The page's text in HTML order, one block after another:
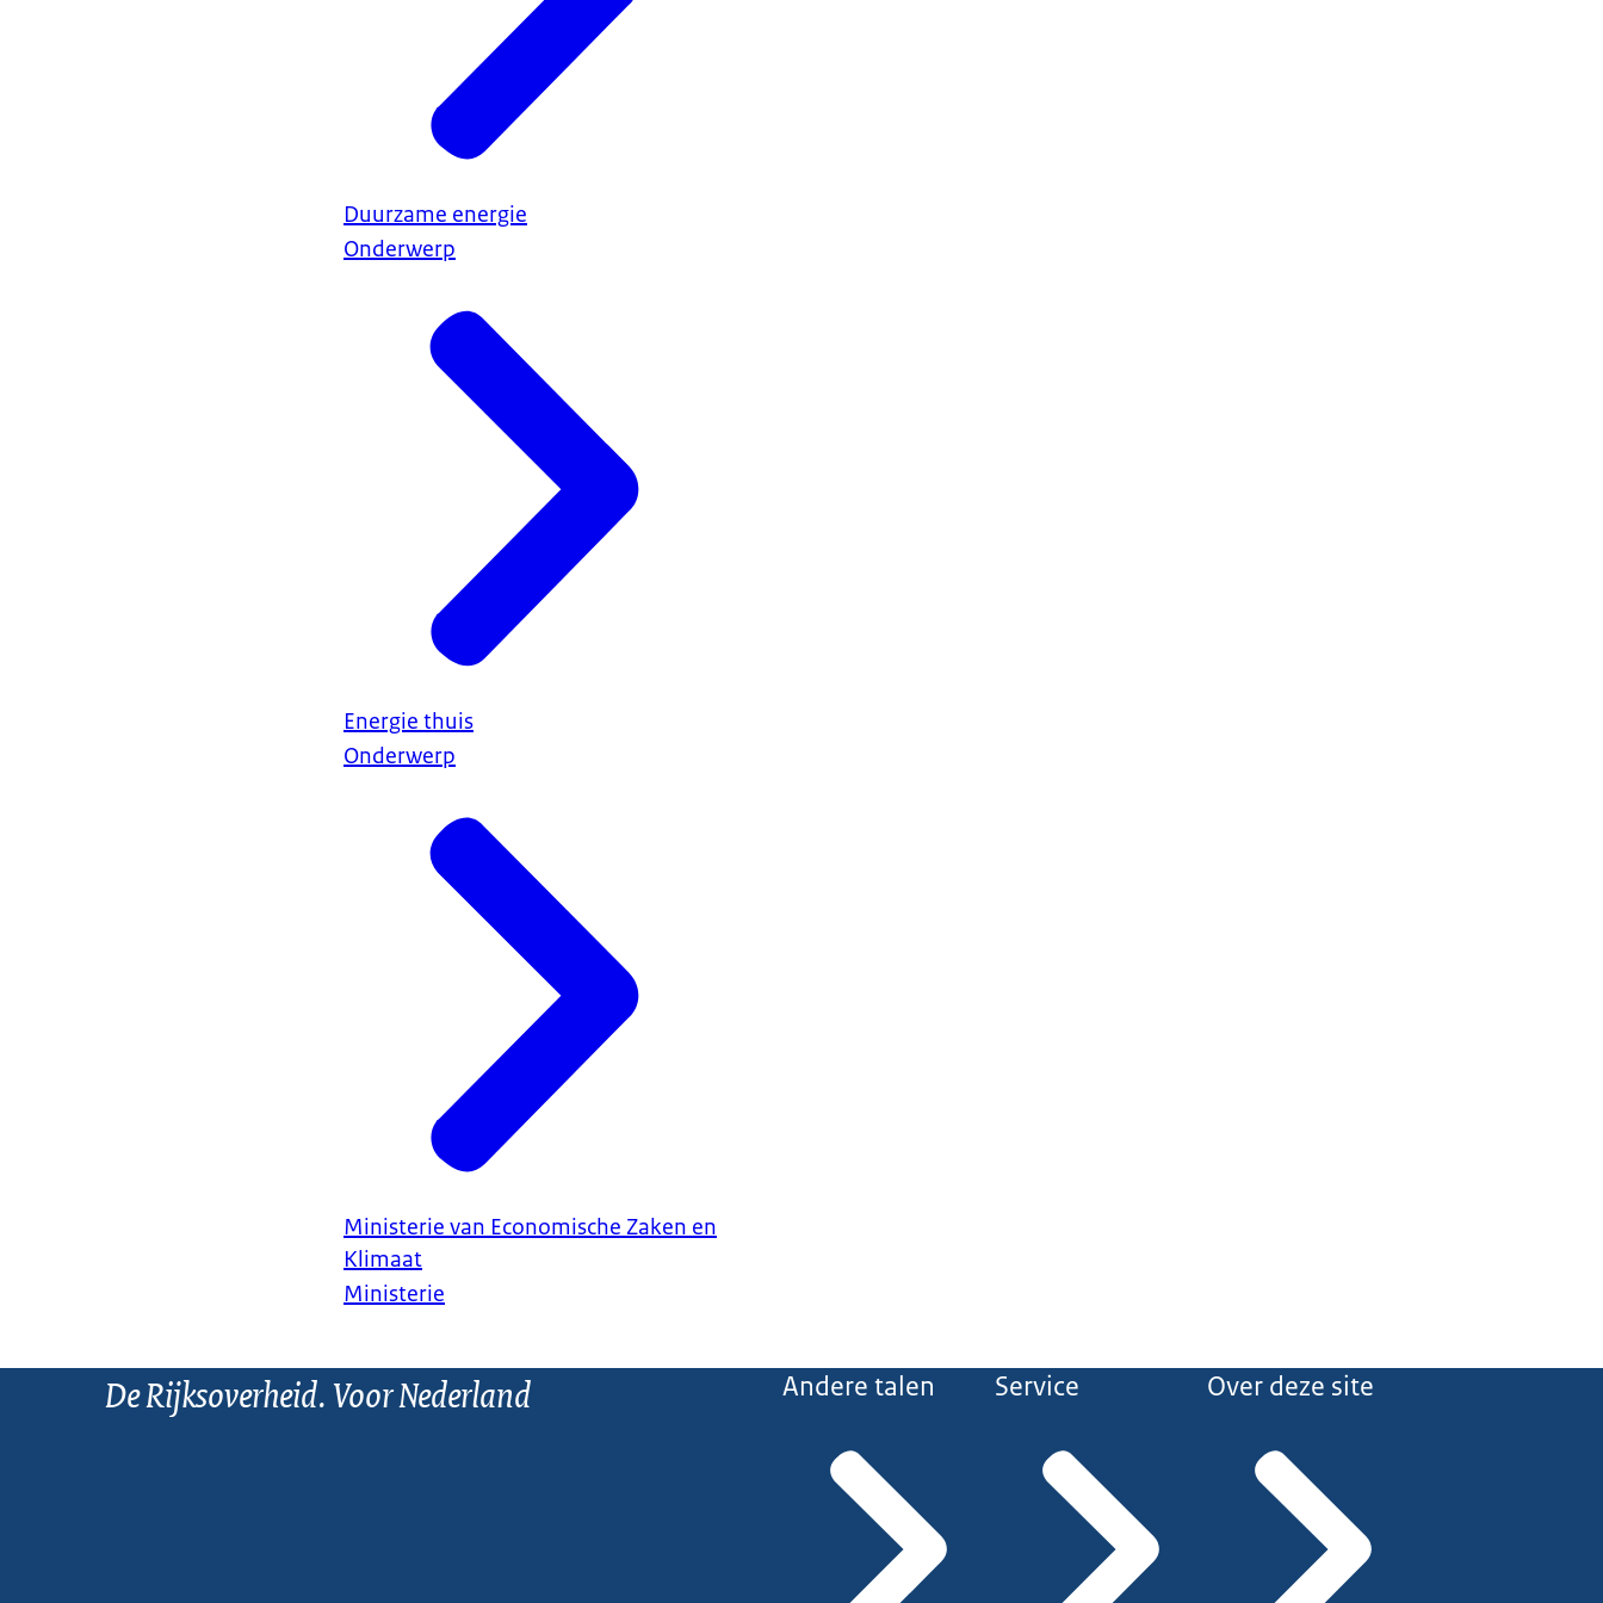
Duurzame energie
Onderwerp
Energie thuis
Onderwerp
Ministerie van Economische Zaken en
Klimaat
Ministerie
De Rijksoverheid. Voor Nederland Andere talen Service Over deze site